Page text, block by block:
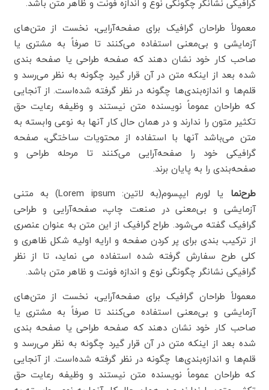
معمولاً طراحان گرافیک برای صفحه‌آرایی، نخست از متن‌های
آزمایشی و بی‌معنی استفاده می‌کنند تا صرفاً به مشتری یا
صاحب کار خود نشان دهند که صفحه طراحی یا صفحه بندی
شده بعد از اینکه متن در آن قرار گیرد چگونه به نظر می‌رسد و
قلم‌ها و اندازه‌بندی‌ها چگونه در نظر گرفته شده‌است. از آنجایی
که طراحان عموماً نویسنده متن نیستند و وظیفه رعایت حق
تکثیر متون را ندارند و در همان حال کار آنها به نوعی وابسته به
متن می‌باشد آنها با استفاده از محتویات ساختگی، صفحه
گرافیکی خود را صفحه‌آرایی می‌کنند تا مرحله طراحی و
صفحه‌بندی را به پایان برند.
طرح‌نما یا لورم ایپسوم(به لاتین: Lorem ipsum) به متنی
آزمایشی و بی‌معنی در صنعت چاپ، صفحه‌آرایی و طراحی
گرافیک گفته می‌شود. طراح گرافیک از این متن به عنوان عنصری
از ترکیب بندی برای پر کردن صفحه و ارایه اولیه شکل ظاهری و
کلی طرح سفارش گرفته شده استفاده می نماید، تا از نظر
گرافیکی نشانگر چگونگی نوع و اندازه فونت و ظاهر متن باشد.
معمولاً طراحان گرافیک برای صفحه‌آرایی، نخست از متن‌های
آزمایشی و بی‌معنی استفاده می‌کنند تا صرفاً به مشتری یا
صاحب کار خود نشان دهند که صفحه طراحی یا صفحه بندی
شده بعد از اینکه متن در آن قرار گیرد چگونه به نظر می‌رسد و
قلم‌ها و اندازه‌بندی‌ها چگونه در نظر گرفته شده‌است. از آنجایی
که طراحان عموماً نویسنده متن نیستند و وظیفه رعایت حق